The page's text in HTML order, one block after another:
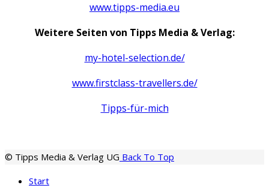
www.tipps-media.eu
Weitere Seiten von Tipps Media & Verlag:
my-hotel-selection.de/
www.firstclass-travellers.de/
Tipps-für-mich
© Tipps Media & Verlag UG Back To Top
Start